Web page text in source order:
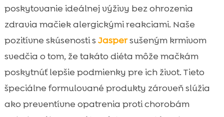
poskytovanie ideálnej výživy bez ohrozenia
zdravia mačiek alergickými reakciami. Naše
pozitívne skúsenosti s Jaspersušeným krmivom
svedčia o tom, že takáto diéta môže mačkám
poskytnúť lepšie podmienky pre ich život. Tieto
špeciálne formulované produkty zároveň slúžia
ako preventívne opatrenia proti chorobám